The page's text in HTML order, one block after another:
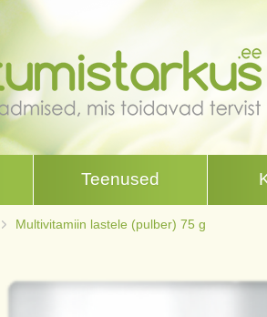
Teenused
Multivitamiin lastele (pulber) 75 g